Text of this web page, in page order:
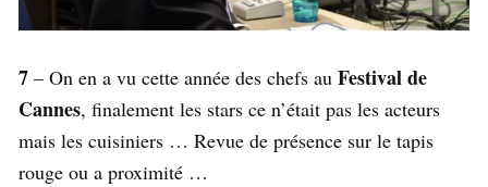
7 – On en a vu cette année des chefs au Festival de
Cannes, finalement les stars ce n’était pas les acteurs
mais les cuisiniers … Revue de présence sur le tapis
rouge ou a proximité …